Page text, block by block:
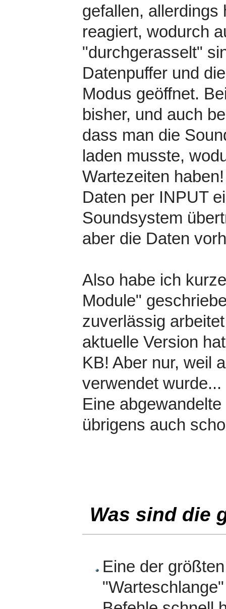
gefallen, allerdings
reagiert, wodurch
"durchgerasselt"
Datenpuffer und
Modus geöffnet.
bisher, und auch
dass man die
laden musste,
Wartezeiten
Daten per INPUT
Soundsystem
aber die Daten
Also habe ich
Module"
zuverlässig
aktuelle Version
KB! Aber nur, weil
verwendet wurde...
Eine
übrigens auch
Was sind die
Eine der